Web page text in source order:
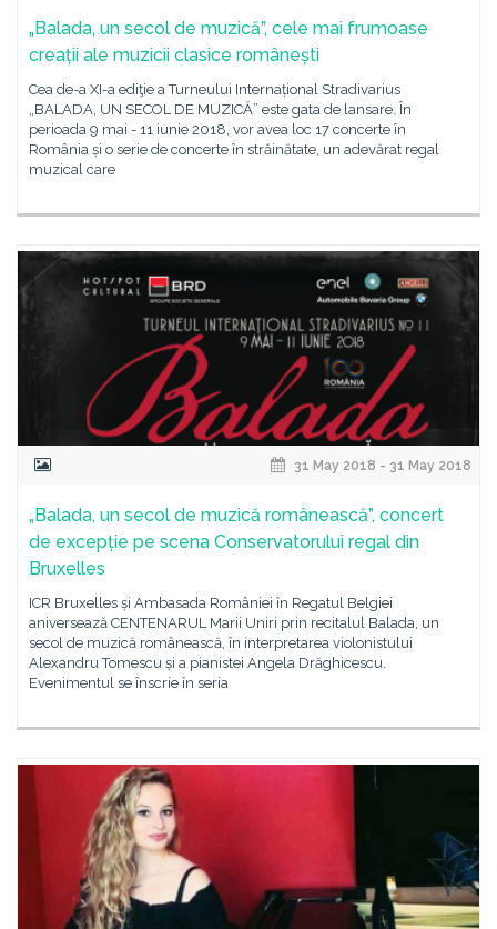
„Balada, un secol de muzică”, cele mai frumoase
creații ale muzicii clasice românești
Cea de-a XI-a ediţie a Turneului Internațional Stradivarius
„BALADA, UN SECOL DE MUZICĂ” este gata de lansare. În
perioada 9 mai - 11 iunie 2018, vor avea loc 17 concerte în
România și o serie de concerte în străinătate, un adevărat regal
muzical care
31 May 2018 - 31 May 2018
„Balada, un secol de muzică românească”, concert
de excepție pe scena Conservatorului regal din
Bruxelles
ICR Bruxelles și Ambasada României în Regatul Belgiei
aniversează CENTENARUL Marii Uniri prin recitalul Balada, un
secol de muzică românească, în interpretarea violonistului
Alexandru Tomescu și a pianistei Angela Drăghicescu.
Evenimentul se înscrie în seria